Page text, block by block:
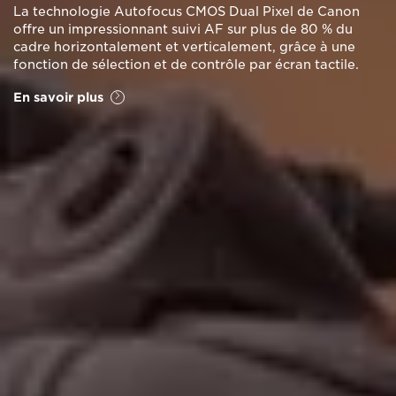
La technologie Autofocus CMOS Dual Pixel de Canon
offre un impressionnant suivi AF sur plus de 80 % du
cadre horizontalement et verticalement, grâce à une
fonction de sélection et de contrôle par écran tactile.
En savoir plus